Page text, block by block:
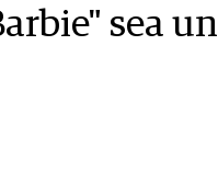
sea un